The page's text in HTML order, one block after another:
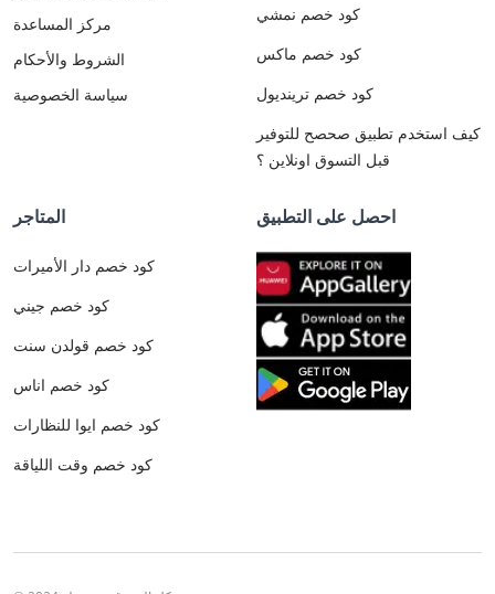
مركز المساعدة
الشروط والأحكام
سياسة الخصوصية
كود خصم نمشي
كود خصم ماكس
كود خصم ترينديول
كيف استخدم تطبيق صحصح للتوفير
قبل التسوق اونلاين ؟
المتاجر
كود خصم دار الأميرات
كود خصم جيني
كود خصم قولدن سنت
كود خصم اناس
كود خصم ايوا للنظارات
كود خصم وقت اللياقة
احصل على التطبيق